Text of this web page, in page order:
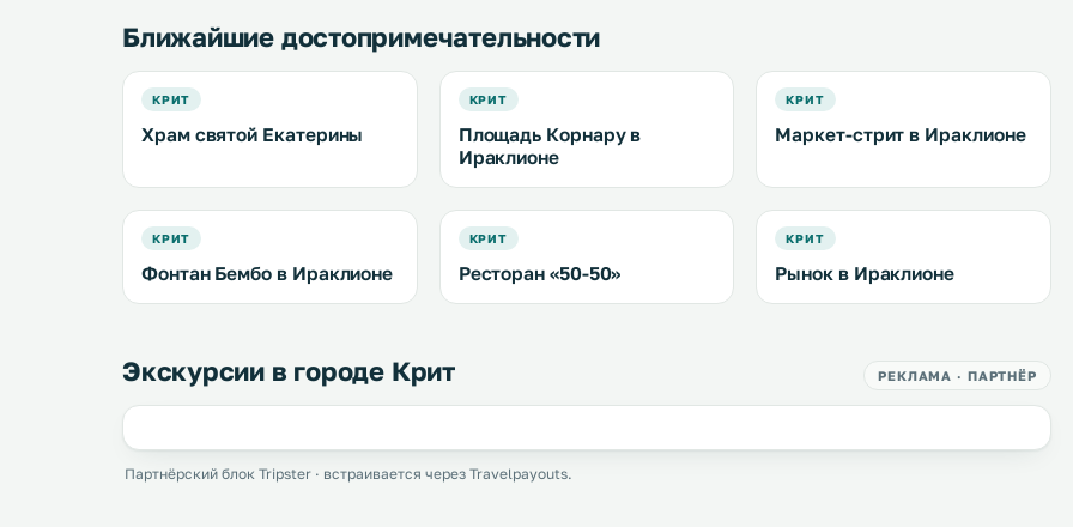
Ближайшие достопримечательности
КРИТ
Храм святой Екатерины
КРИТ
Площадь Корнару в
Ираклионе
КРИТ
Маркет-стрит в Ираклионе
КРИТ
Фонтан Бембо в Ираклионе
КРИТ
Ресторан «50-50»
КРИТ
Рынок в Ираклионе
Экскурсии в городе Крит РЕКЛАМА · ПАРТНЁР
Партнёрский блок Tripster · встраивается через Travelpayouts.